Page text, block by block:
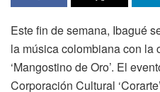
Este fin de semana, Ibagué
la música colombiana con la
‘Mangostino de Oro’. El
Corporación Cultural